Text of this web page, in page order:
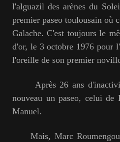
l'alguazil des arènes du
premier paseo toulousain où
Galache. C'est toujours le
d'or, le 3 octobre 1976 pour
l'oreille de son premier
Après 26 ans
nouveau un paseo, celui de
Manuel.
Mais, Marc